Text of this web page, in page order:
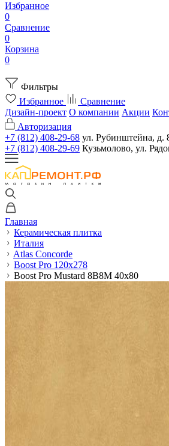
Избранное
0
Сравнение
0
Корзина
0
Фильтры
Избранное
Сравнение
Дизайн-проект О компании Акции
Авторизация
+7 (812) 408-29-68 ул. Рубинштейна, д.
+7 (812) 408-29-69 Кузьмолово, ул.
Главная
Керамическая плитка
Италия
Atlas Concorde
Boost Pro 120x278
Boost Pro Mustard 8B8M 40x80